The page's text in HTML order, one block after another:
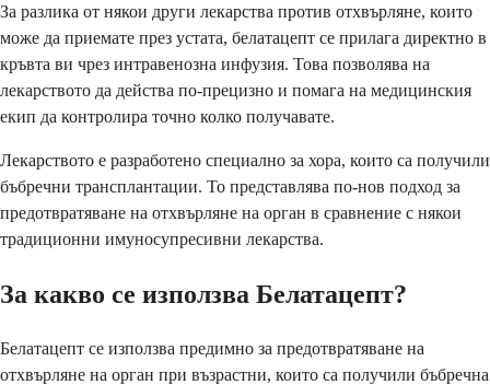
За разлика от някои други лекарства против отхвърляне, които
може да приемате през устата, белатацепт се прилага директно в
кръвта ви чрез интравенозна инфузия. Това позволява на
лекарството да действа по-прецизно и помага на медицинския
екип да контролира точно колко получавате.
Лекарството е разработено специално за хора, които са получили
бъбречни трансплантации. То представлява по-нов подход за
предотвратяване на отхвърляне на орган в сравнение с някои
традиционни имуносупресивни лекарства.
За какво се използва Белатацепт?
Белатацепт се използва предимно за предотвратяване на
отхвърляне на орган при възрастни, които са получили бъбречна